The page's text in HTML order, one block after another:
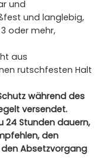
und
und langlebig,
oder mehr,
aus
rutschfesten Halt
während des
versendet.
24 Stunden dauern,
den
Absetzvorgang